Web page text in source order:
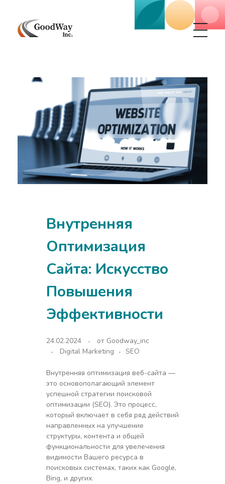
Внутренняя
Оптимизация
Сайта: Искусство
Повышения
Эффективности
24.02.2024 от Goodway_inc
Digital Marketing
SEO
Внутренняя оптимизация веб-сайта —
это основополагающий элемент
успешной стратегии поисковой
оптимизации (SEO). Это процесс,
который включает в себя ряд действий
направленных на улучшение
структуры, контента и общей
функциональности для увелечения
видимости Вашего ресурса в
поисковых системах, таких как Google,
Bing, и других.